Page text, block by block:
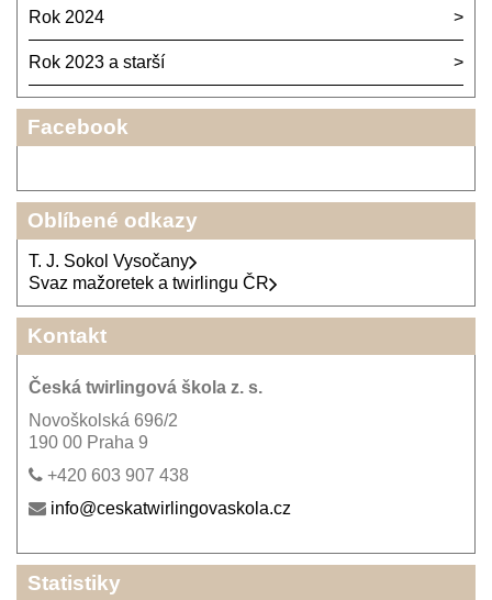
Rok 2024
Rok 2023 a starší
Facebook
Oblíbené odkazy
T. J. Sokol Vysočany
Svaz mažoretek a twirlingu ČR
Kontakt
Česká twirlingová škola z. s.
Novoškolská 696/2
190 00 Praha 9
+420 603 907 438
info@ceskatwirlingovaskola.cz
Statistiky